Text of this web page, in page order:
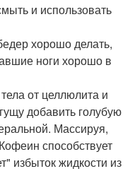
и использовать
хорошо делать,
ноги хорошо в
от целлюлита и
добавить голубую
Массируя,
способствует
избыток жидкости из